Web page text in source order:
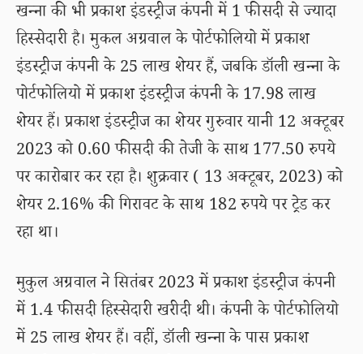
खन्ना की भी प्रकाश इंडस्ट्रीज कंपनी में 1 फीसदी से ज्यादा
हिस्सेदारी है। मुकल अग्रवाल के पोर्टफोलियो में प्रकाश
इंडस्ट्रीज कंपनी के 25 लाख शेयर हैं, जबकि डॉली खन्ना के
पोर्टफोलियो में प्रकाश इंडस्ट्रीज कंपनी के 17.98 लाख
शेयर हैं। प्रकाश इंडस्ट्रीज का शेयर गुरुवार यानी 12 अक्टूबर
2023 को 0.60 फीसदी की तेजी के साथ 177.50 रुपये
पर कारोबार कर रहा है। शुक्रवार ( 13 अक्टूबर, 2023) को
शेयर 2.16% की गिरावट के साथ 182 रुपये पर ट्रेड कर
रहा था।
मुकुल अग्रवाल ने सितंबर 2023 में प्रकाश इंडस्ट्रीज कंपनी
में 1.4 फीसदी हिस्सेदारी खरीदी थी। कंपनी के पोर्टफोलियो
में 25 लाख शेयर हैं। वहीं, डॉली खन्ना के पास प्रकाश